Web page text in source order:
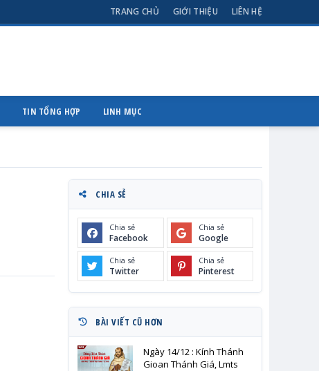
TRANG CHỦ GIỚI THIỆU LIÊN HỆ
TIN TỔNG HỢP LINH MỤC
CHIA SẺ
Chia sẻ
Facebook
Chia sẻ
Google
Chia sẻ
Twitter
Chia sẻ
Pinterest
BÀI VIẾT CŨ HƠN
Ngày 14/12 : Kính Thánh
Gioan Thánh Giá, Lmts